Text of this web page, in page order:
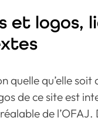
et logos,
quelle qu’elle soit
de ce site est
de l’OFAJ.